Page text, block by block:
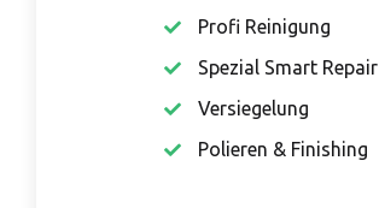
Profi Reinigung
Spezial Smart Repair
Versiegelung
Polieren & Finishing